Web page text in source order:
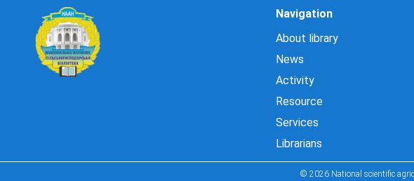
Navigation
About library
News
Activity
Resource
Services
Librarians
© 2026 National scientific